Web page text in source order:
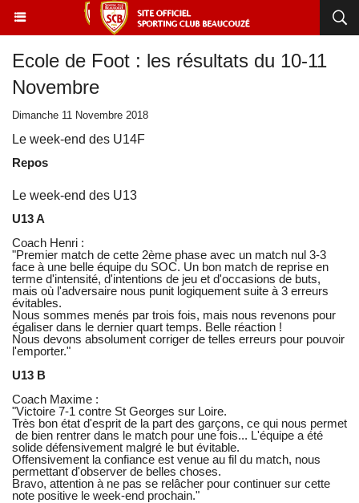
Ecole de Foot : les résultats du 10-11
Novembre
Dimanche 11 Novembre 2018
Le week-end des U14F
Repos
Le week-end des U13
U13 A
Coach Henri :
"Premier match de cette 2ème phase avec un match nul 3-3
face à une belle équipe du SOC. Un bon match de reprise en
terme d'intensité, d'intentions de jeu et d'occasions de buts,
mais où l'adversaire nous punit logiquement suite à 3 erreurs
évitables.
Nous sommes menés par trois fois, mais nous revenons pour
égaliser dans le dernier quart temps. Belle réaction !
Nous devons absolument corriger de telles erreurs pour pouvoir
l'emporter."
U13 B
Coach Maxime :
"Victoire 7-1 contre St Georges sur Loire.
Très bon état d'esprit de la part des garçons, ce qui nous permet
de bien rentrer dans le match pour une fois... L'équipe a été
solide défensivement malgré le but évitable.
Offensivement la confiance est venue au fil du match, nous
permettant d'observer de belles choses.
Bravo, attention à ne pas se relâcher pour continuer sur cette
note positive le week-end prochain."